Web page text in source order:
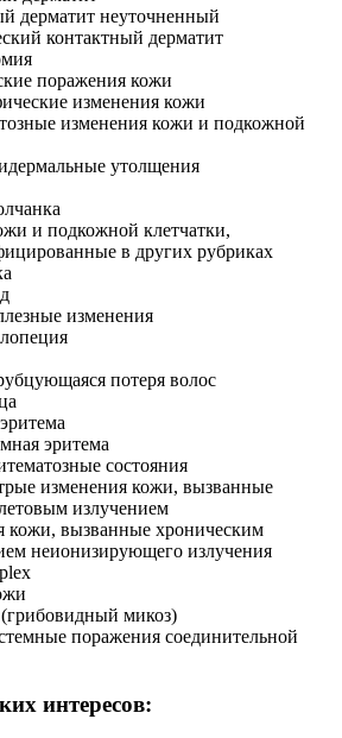
дерматит неуточненный
контактный дерматит
поражения кожи
изменения кожи
изменения кожи и подкожной
утолщения
и подкожной клетчатки,
в других рубриках
изменения
потеря волос
эритема
состояния
изменения кожи, вызванные
излучением
кожи, вызванные хроническим
неионизирующего излучения
микоз)
поражения соединительной
интересов: